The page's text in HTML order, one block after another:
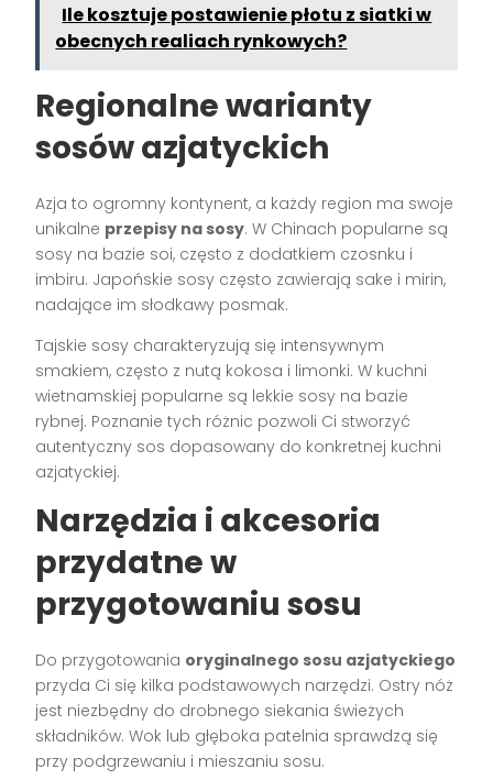
Ile kosztuje postawienie płotu z siatki w
obecnych realiach rynkowych?
Regionalne warianty
sosów azjatyckich
Azja to ogromny kontynent, a każdy region ma swoje
unikalne przepisy na sosy. W Chinach popularne są
sosy na bazie soi, często z dodatkiem czosnku i
imbiru. Japońskie sosy często zawierają sake i mirin,
nadające im słodkawy posmak.
Tajskie sosy charakteryzują się intensywnym
smakiem, często z nutą kokosa i limonki. W kuchni
wietnamskiej popularne są lekkie sosy na bazie
rybnej. Poznanie tych różnic pozwoli Ci stworzyć
autentyczny sos dopasowany do konkretnej kuchni
azjatyckiej.
Narzędzia i akcesoria
przydatne w
przygotowaniu sosu
Do przygotowania oryginalnego sosu azjatyckiego
przyda Ci się kilka podstawowych narzędzi. Ostry nóż
jest niezbędny do drobnego siekania świeżych
składników. Wok lub głęboka patelnia sprawdzą się
przy podgrzewaniu i mieszaniu sosu.